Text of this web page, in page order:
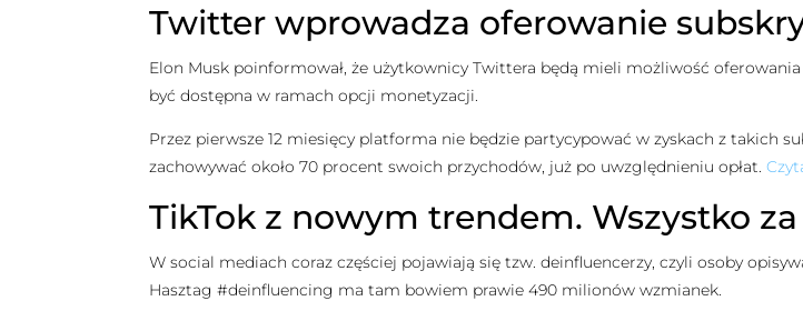
Twitter wprowadza oferowanie
Elon Musk poinformował, że użytkownicy Twittera będą mieli możliwość
być dostępna w ramach opcji monetyzacji.
Przez pierwsze 12 miesięcy platforma nie będzie partycypować w zyskach z takich
zachowywać około 70 procent swoich przychodów, już po uwzględnieniu opłat.
TikTok z nowym trendem. Wszystko
W social mediach coraz częściej pojawiają się tzw. deinfluencerzy, czyli osoby
Hasztag #deinfluencing ma tam bowiem prawie 490 milionów wzmianek.